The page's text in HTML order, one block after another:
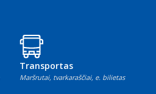
Transportas
Maršrutai, tvarkaraščiai, e. bilietas